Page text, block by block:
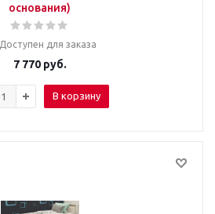
основания)
Доступен для заказа
7 770руб.
В корзину